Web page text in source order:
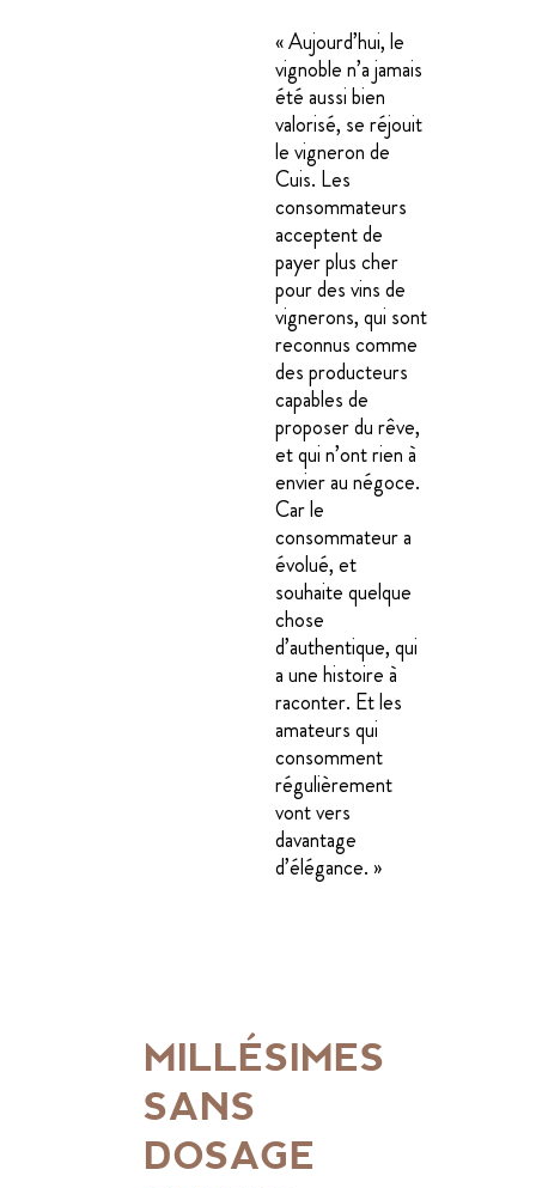
« Aujourd’hui, le
vignoble n’a jamais
été aussi bien
valorisé, se réjouit
le vigneron de
Cuis. Les
consommateurs
acceptent de
payer plus cher
pour des vins de
vignerons, qui sont
reconnus comme
des producteurs
capables de
proposer du rêve,
et qui n’ont rien à
envier au négoce.
Car le
consommateur a
évolué, et
souhaite quelque
chose
d’authentique, qui
a une histoire à
raconter. Et les
amateurs qui
consomment
régulièrement
vont vers
davantage
d’élégance. »
MILLÉSIMES
SANS
DOSAGE